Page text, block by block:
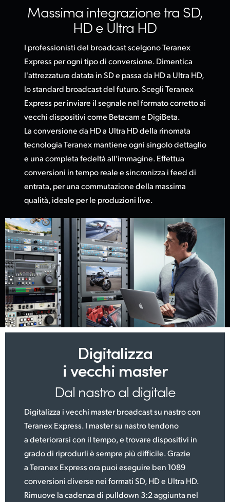
Massima integrazionetra SD,
HD e Ultra HD
I professionisti del broadcast scelgono Teranex
Express per ogni tipo di conversione. Dimentica
l'attrezzatura datata in SD e passa da HD a Ultra HD,
lo standard broadcast del futuro. Scegli Teranex
Express per inviare il segnale nel formato corretto ai
vecchi dispositivi come Betacam e DigiBeta.
La conversione da HD a Ultra HD della rinomata
tecnologia Teranex mantiene ogni singolo dettaglio
e una completa fedeltà all'immagine. Effettua
conversioni in tempo reale e sincronizza i feed di
entrata, per una commutazione della massima
qualità, ideale per le produzioni live.
Digitalizza
i vecchi master
Dal nastro al digitale
Digitalizza i vecchi master broadcast su nastro con
Teranex Express. I master su nastro tendono
a deteriorarsi con il tempo, e trovare dispositivi in
grado di riprodurli è sempre più difficile. Grazie
a Teranex Express ora puoi eseguire ben 1089
conversioni diverse nei formati SD, HD e Ultra HD.
Rimuove la cadenza di pulldown 3:2 aggiunta nel